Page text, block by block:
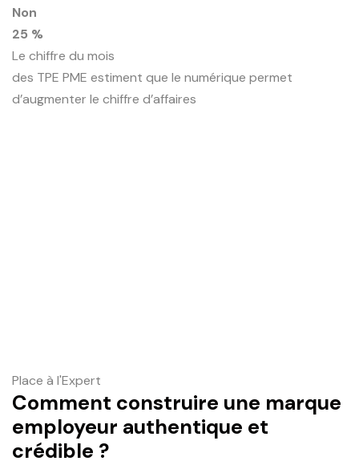
Non
25 %
Le chiffre du mois
des TPE PME estiment que le numérique permet
d’augmenter le chiffre d’affaires
Place à l'Expert
Comment construire une marque
employeur authentique et
crédible ?